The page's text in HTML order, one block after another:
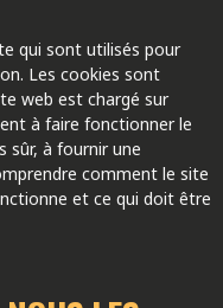
qui sont utilisés pour
Les cookies sont
web est chargé sur
à faire fonctionner le
sûr, à fournir une
comment le site
et ce qui doit être